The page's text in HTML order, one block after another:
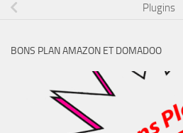
Plugins
BONS PLAN AMAZON ET DOMADOO